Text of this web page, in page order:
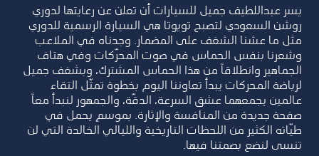
يسر عبداللطيف جميل للسيارات أن تعلن عن رعايتها لدوري
روشن السعودي لتصبح تويوتا هي السيارة الرسمية للدوري
مثل ما عشنا الشغف على المضمار. وجدناه في الملاعب
وشعرنا بنفس الحماس في صوت المحرّكات وفي هتاف
الجماهير وانطلاقاً من هذا الحماس المشترك، وبشغف جميل
لرياضة المحركات يبدأ تعاوننا اليوم بخطوة تمثّل التقاء
عالمين يجمعهما عشق السرعة، الدقّة، والجمهور لنبدأ معاً
صفحة جديدة من المنافسة والإثارة. بموسمٍ يحمل في
طيّاته الكثير من اللحظات التاريخية والليالي الخالدة التي لن
تنسى لنضع بصمتنا فيها.